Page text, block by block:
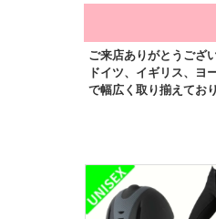
ご来店ありがとうござ
ドイツ、イギリス、ヨ
で幅広く取り揃えてお